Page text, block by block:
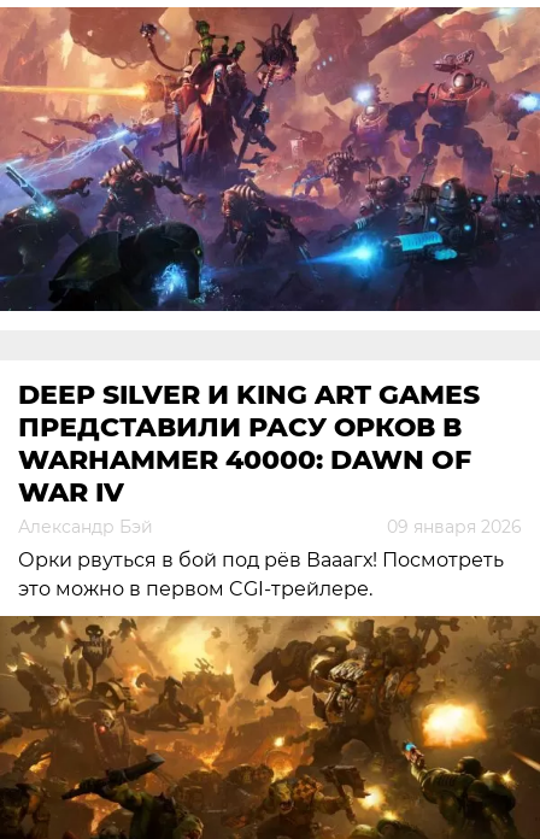
DEEP SILVER И KING ART GAMES
ПРЕДСТАВИЛИ РАСУ ОРКОВ В
WARHAMMER 40000: DAWN OF
WAR IV
Александр Бэй 09 января 2026
Орки рвуться в бой под рёв Вааагх! Посмотреть
это можно в первом CGI-трейлере.